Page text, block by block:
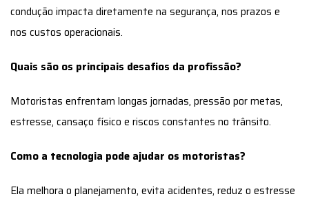
condução impacta diretamente na segurança, nos prazos e
nos custos operacionais.
Quais são os principais desafios da profissão?
Motoristas enfrentam longas jornadas, pressão por metas,
estresse, cansaço físico e riscos constantes no trânsito.
Como a tecnologia pode ajudar os motoristas?
Ela melhora o planejamento, evita acidentes, reduz o estresse